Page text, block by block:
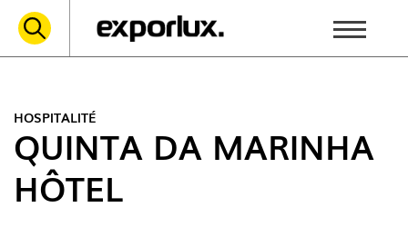
HOSPITALITÉ
QUINTA DA MARINHA
HÔTEL